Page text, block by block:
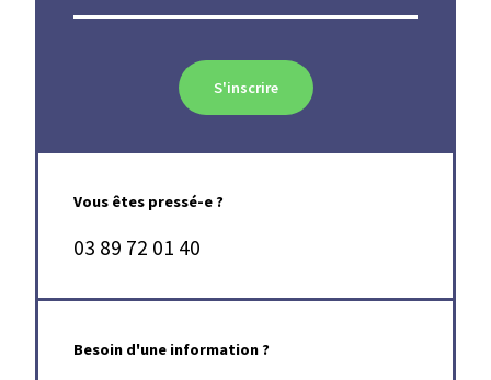
Contact & accès
S'inscrire
Vous êtes pressé-e ?
03 89 72 01 40
Besoin d'une information ?